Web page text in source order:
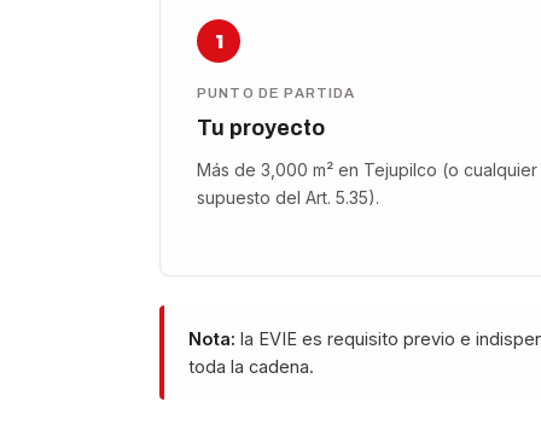
1
PUNTO DE PARTIDA
Tu proyecto
Más de 3,000 m² en Tejupilco (o cualquier
supuesto del Art. 5.35).
Nota: la EVIE es requisito previo e
toda la cadena.